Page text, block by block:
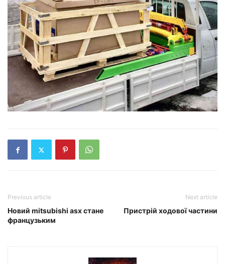
Previous article
Новий mitsubishi asx стане
французьким
Next article
Пристрій ходової частини